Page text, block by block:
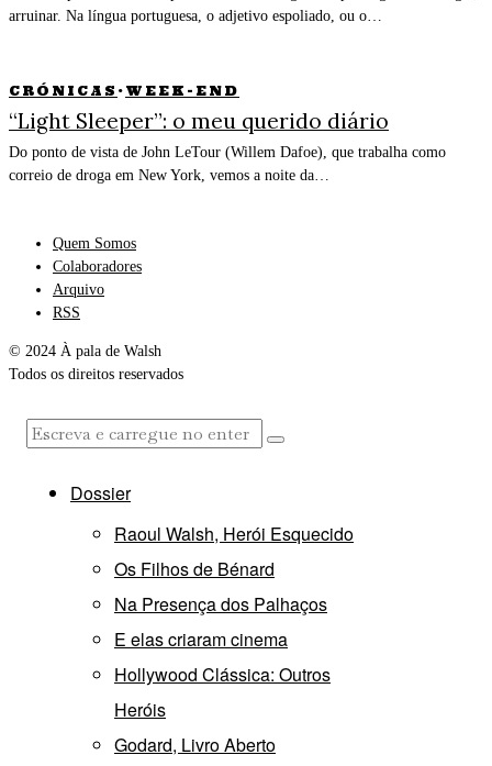
arruinar. Na língua portuguesa, o adjetivo espoliado, ou o…
CRÓNICAS · WEEK-END
“Light Sleeper”: o meu querido diário
Do ponto de vista de John LeTour (Willem Dafoe), que trabalha como
correio de droga em New York, vemos a noite da…
Quem Somos
Colaboradores
Arquivo
RSS
© 2024 À pala de Walsh
Todos os direitos reservados
Dossier
Raoul Walsh, Herói Esquecido
Os Filhos de Bénard
Na Presença dos Palhaços
E elas criaram cinema
Hollywood Clássica: Outros
Heróis
Godard, Livro Aberto